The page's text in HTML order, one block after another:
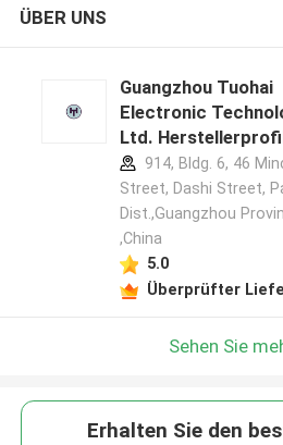
ÜBER UNS
Guangzhou Tuohai
Electronic
Ltd.
914, Bldg. 6, 46
Street, Dashi Street,
Dist.,Guangzhou
,China
5.0
Überprüfter
Sehen Sie
Erhalten Sie den